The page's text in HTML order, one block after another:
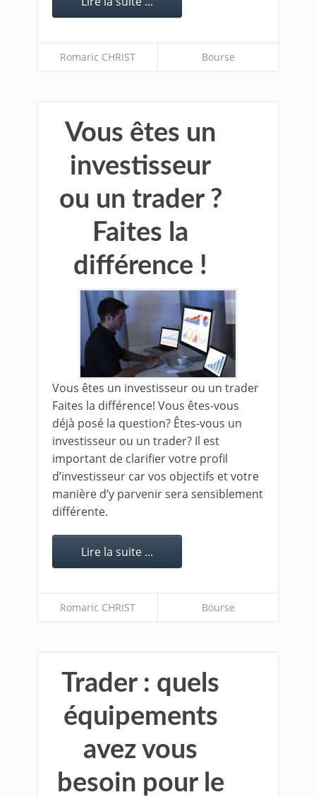
Romaric CHRIST Bourse
Vous êtes un
investisseur
ou un trader ?
Faites la
différence !
Vous êtes un investisseur ou un trader
Faites la différence! Vous êtes-vous
déjà posé la question? Êtes-vous un
investisseur ou un trader? Il est
important de clarifier votre profil
d’investisseur car vos objectifs et votre
manière d’y parvenir sera sensiblement
différente.
Lire la suite ...
Romaric CHRIST Bourse
Trader : quels
équipements
avez vous
besoin pour le